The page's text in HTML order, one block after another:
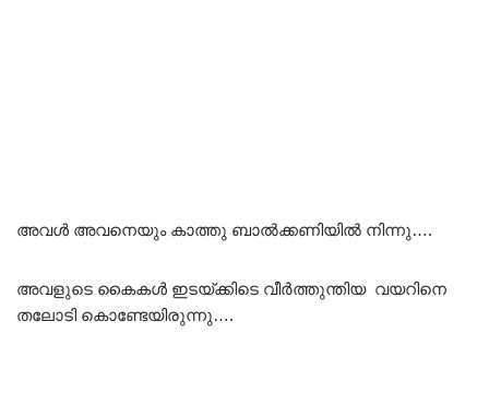
അവൾ അവനെയും കാത്തു ബാൽക്കണിയിൽ നിന്നു….
അവളുടെ കൈകൾ ഇടയ്ക്കിടെ വീർത്തുന്തിയ വയറിനെ
തലോടി കൊണ്ടേയിരുന്നു….